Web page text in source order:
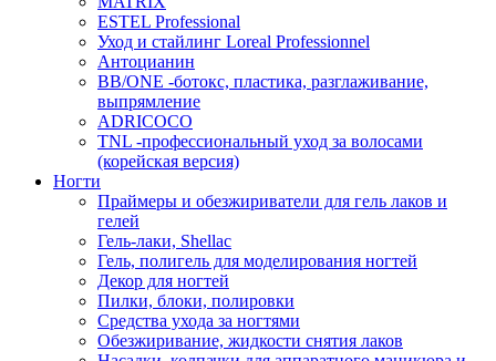
ESTEL Professional
Уход и стайлинг Loreal Professionnel
Антоцианин
BB/ONE -ботокс, пластика, разглаживание,
выпрямление
ADRICOCO
TNL -профессиональный уход за волосами
(корейская версия)
Ногти
Праймеры и обезжириватели для гель лаков и
гелей
Гель-лаки, Shellac
Гель, полигель для моделирования ногтей
Декор для ногтей
Пилки, блоки, полировки
Средства ухода за ногтями
Обезжиривание, жидкости снятия лаков